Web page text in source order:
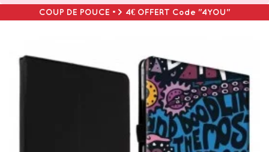
COUP DE POUCE => 4€ OFFERT Code "4YOU"